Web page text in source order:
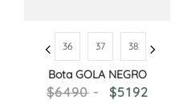
36 37 38
Bota GOLA NEGRO
6490
5192